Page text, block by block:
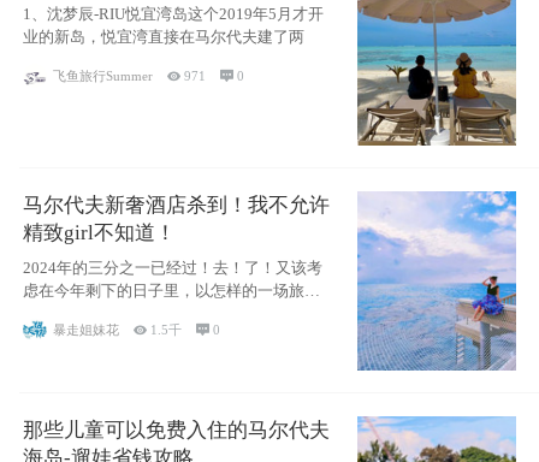
1、沈梦辰-RIU悦宜湾岛这个2019年5月才开
业的新岛，悦宜湾直接在马尔代夫建了两
飞鱼旅行Summer 971 0
马尔代夫新奢酒店杀到！我不允许
精致girl不知道！
2024年的三分之一已经过！去！了！又该考
虑在今年剩下的日子里，以怎样的一场旅行
暴走姐妹花  1.5千 0
那些儿童可以免费入住的马尔代夫